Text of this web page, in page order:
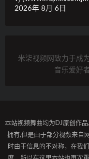
2026年 8月 6日
米柒视频网致力于成
音乐爱好
本站视频舞曲均为DJ原创作
拥有,但是由于部分视频来自
时由于信息的不对称，在我